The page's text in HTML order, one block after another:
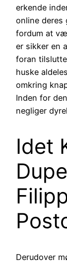
erkende
online deres
fordum at
er sikker en
foran
huske
omkring
Inden for
negliger
Idet
Derudover